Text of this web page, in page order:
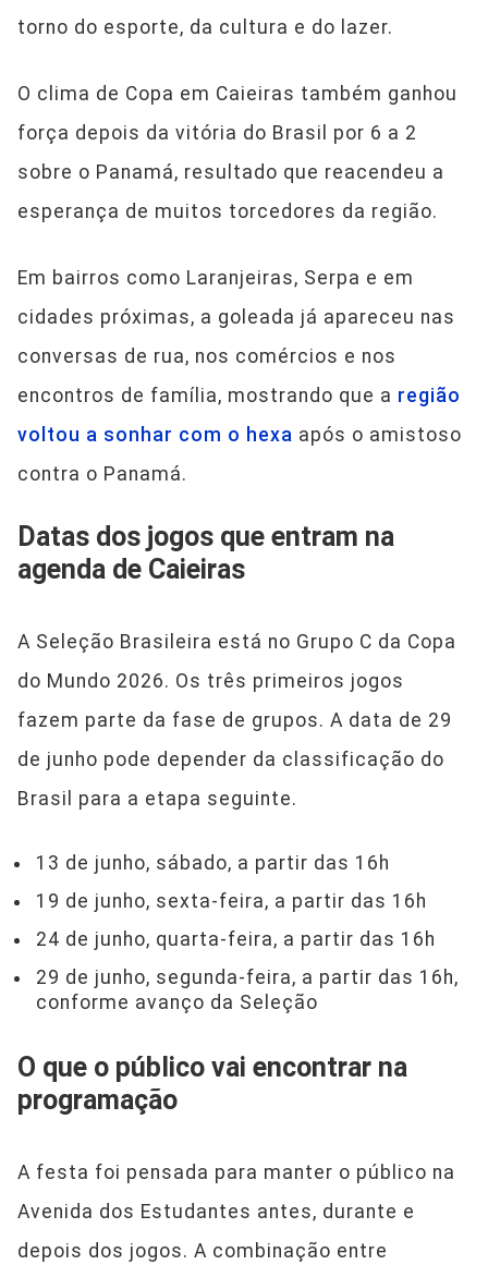
torno do esporte, da cultura e do lazer.
O clima de Copa em Caieiras também ganhou
força depois da vitória do Brasil por 6 a 2
sobre o Panamá, resultado que reacendeu a
esperança de muitos torcedores da região.
Em bairros como Laranjeiras, Serpa e em
cidades próximas, a goleada já apareceu nas
conversas de rua, nos comércios e nos
encontros de família, mostrando que a região
voltou a sonhar com o hexa após o amistoso
contra o Panamá.
Datas dos jogos que entram na
agenda de Caieiras
A Seleção Brasileira está no Grupo C da Copa
do Mundo 2026. Os três primeiros jogos
fazem parte da fase de grupos. A data de 29
de junho pode depender da classificação do
Brasil para a etapa seguinte.
13 de junho, sábado, a partir das 16h
19 de junho, sexta-feira, a partir das 16h
24 de junho, quarta-feira, a partir das 16h
29 de junho, segunda-feira, a partir das 16h,
conforme avanço da Seleção
O que o público vai encontrar na
programação
A festa foi pensada para manter o público na
Avenida dos Estudantes antes, durante e
depois dos jogos. A combinação entre